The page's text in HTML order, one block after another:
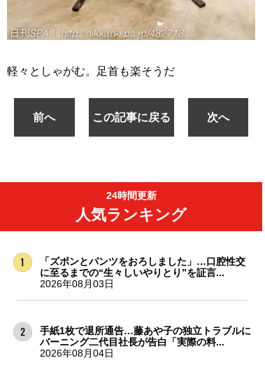
軽々としゃがむ。足首も楽そうだ
前へ この記事に戻る 次へ
24時間更新
人気ランキング
「ズボンとパンツをおろしました」…口腔性交
に至るまでの“生々しいやりとり”を証言...
2026年08月03日
手紙1枚で退所通告…藤あや子の独立トラブルに
バーニング二代目社長が告白「実際の料...
2026年08月04日